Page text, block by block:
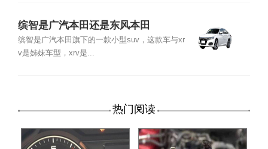
缤智是广汽本田还是东风本田
缤智是广汽本田旗下的一款小型suv，这款车与xr
v是姊妹车型，xrv是...
热门阅读